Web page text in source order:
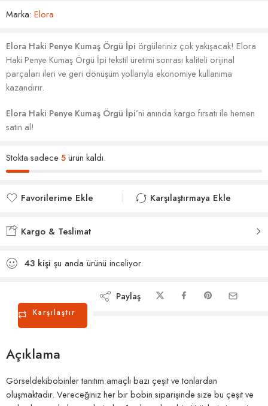
Marka: Elora
Elora Haki Penye Kumaş Örgü İpi örgüleriniz çok yakışacak! Elora
Haki Penye Kumaş Örgü İpi tekstil üretimi sonrası kaliteli orijinal
parçaları ileri ve geri dönüşüm yollarıyla ekonomiye kullanıma
kazandırır.
Elora Haki Penye Kumaş Örgü İpi’ni anında kargo fırsatı ile hemen
satın al!
Stokta sadece 5ürün kaldı.
Favorilerime Ekle
Karşılaştırmaya Ekle
Kargo & Teslimat
43 kişi şu anda ürünü inceliyor.
Karşılaştır
Paylaş
Açıklama
Görseldekibobinler tanıtım amaçlı bazı çeşit ve tonlardan
oluşmaktadır. Vereceğiniz her bir bobin siparişinde size bu çeşit ve